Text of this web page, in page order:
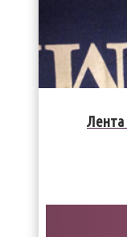
Лента